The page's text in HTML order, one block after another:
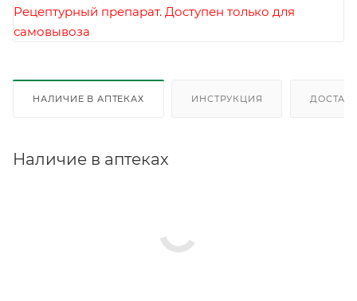
Рецептурный препарат. Доступен только для
самовывоза
НАЛИЧИЕ В АПТЕКАХ ИНСТРУКЦИЯ
Наличие в аптеках